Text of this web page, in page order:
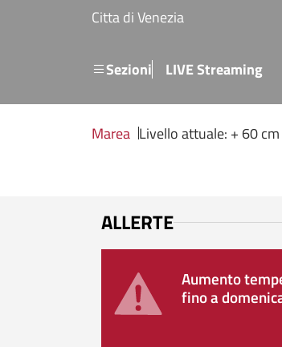
Salta al contenuto principale
Citta di Venezia
SezioniMenu secondario
LIVE Streaming
Marea Livello attuale: + 60 cm
ALLERTE
Aumento
fino a